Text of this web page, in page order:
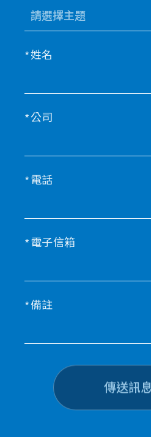
姓名
公司
電話
電子信箱
備註
傳送訊息